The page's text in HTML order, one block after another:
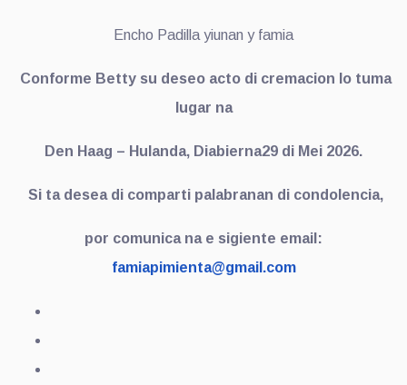
Encho Padilla yiunan y famia
Conforme Betty su deseo acto di cremacion lo tuma
lugar na
Den Haag – Hulanda, Diabierna29 di Mei 2026.
Si ta desea di comparti palabranan di condolencia,
por comunica na e sigiente email:
famiapimienta@gmail.com